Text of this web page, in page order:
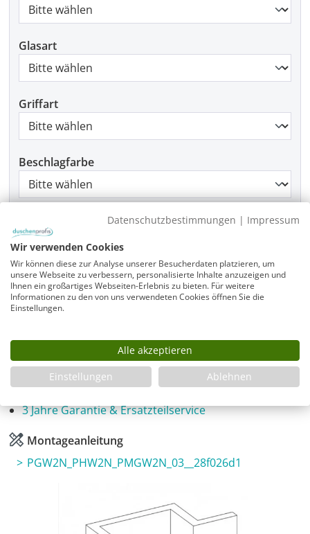
Glasart
Griffart
Beschlagfarbe
Produkt Anzahl: Gib den gewünschten
In den Warenkorb
Fragen zum Artikel
3 Jahre Garantie & Ersatzteilservice
Montageanleitung
PGW2N_PHW2N_PMGW2N_03__28f026d1
Datenschutzbestimmungen | Impressum
Wir verwenden Cookies
Wir können diese zur Analyse unserer Besucherdaten platzieren, um
unsere Webseite zu verbessern, personalisierte Inhalte anzuzeigen und
Ihnen ein großartiges Webseiten-Erlebnis zu bieten. Für weitere
Informationen zu den von uns verwendeten Cookies öffnen Sie die
Einstellungen.
Alle akzeptieren
Einstellungen
Ablehnen